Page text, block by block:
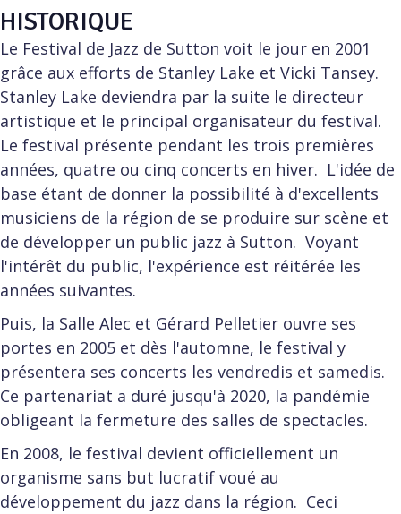
HISTORIQUE
Le Festival de Jazz de Sutton voit le jour en 2001
grâce aux efforts de Stanley Lake et Vicki Tansey.
Stanley Lake deviendra par la suite le directeur
artistique et le principal organisateur du festival.
Le festival présente pendant les trois premières
années, quatre ou cinq concerts en hiver. L'idée de
base étant de donner la possibilité à d'excellents
musiciens de la région de se produire sur scène et
de développer un public jazz à Sutton. Voyant
l'intérêt du public, l'expérience est réitérée les
années suivantes.
Puis, la Salle Alec et Gérard Pelletier ouvre ses
portes en 2005 et dès l'automne, le festival y
présentera ses concerts les vendredis et samedis.
Ce partenariat a duré jusqu'à 2020, la pandémie
obligeant la fermeture des salles de spectacles.
En 2008, le festival devient officiellement un
organisme sans but lucratif voué au
développement du jazz dans la région. Ceci